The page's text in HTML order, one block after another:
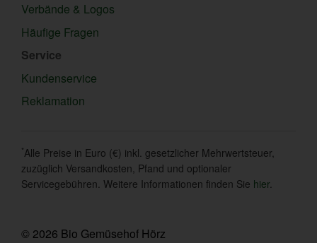
Verbände & Logos
Häufige Fragen
Service
Kundenservice
Reklamation
*Alle Preise in Euro (€) inkl. gesetzlicher Mehrwertsteuer,
zuzüglich Versandkosten, Pfand und optionaler
Servicegebühren. Weitere Informationen finden Sie hier
© 2026 Bio Gemüsehof Hörz